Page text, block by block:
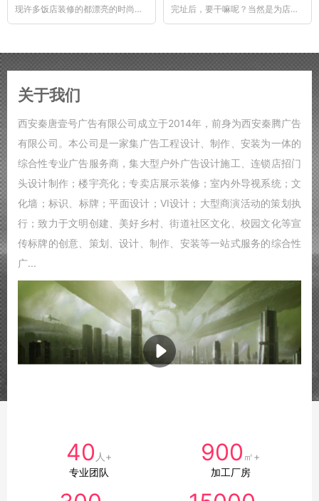
现许多饭店装修的都漂亮的时尚，
好的饭店装修，也能够...
完址后，要干嘛呢？当然是为店铺
装修了，要知道烧烤店的装修...
关于我们
西安秦唐壹号广告有限公司成立于2014年，前身为西安秦腾广告
有限公司。本公司是一家集广告工程设计、制作、安装为一体的
综合性专业广告服务商，集大型户外广告设计施工、连锁店招门
头设计制作；楼宇亮化；专卖店展示装修；室内外导视系统；文
化墙；标识、标牌；平面设计；VI设计；大型商演活动的策划执
行；致力于文明创建、美好乡村、街道社区文化、校园文化等宣
传标牌的创意、策划、设计、制作、安装等一站式服务的综合性
广...
40 人+
专业团队
900 ㎡+
加工厂房